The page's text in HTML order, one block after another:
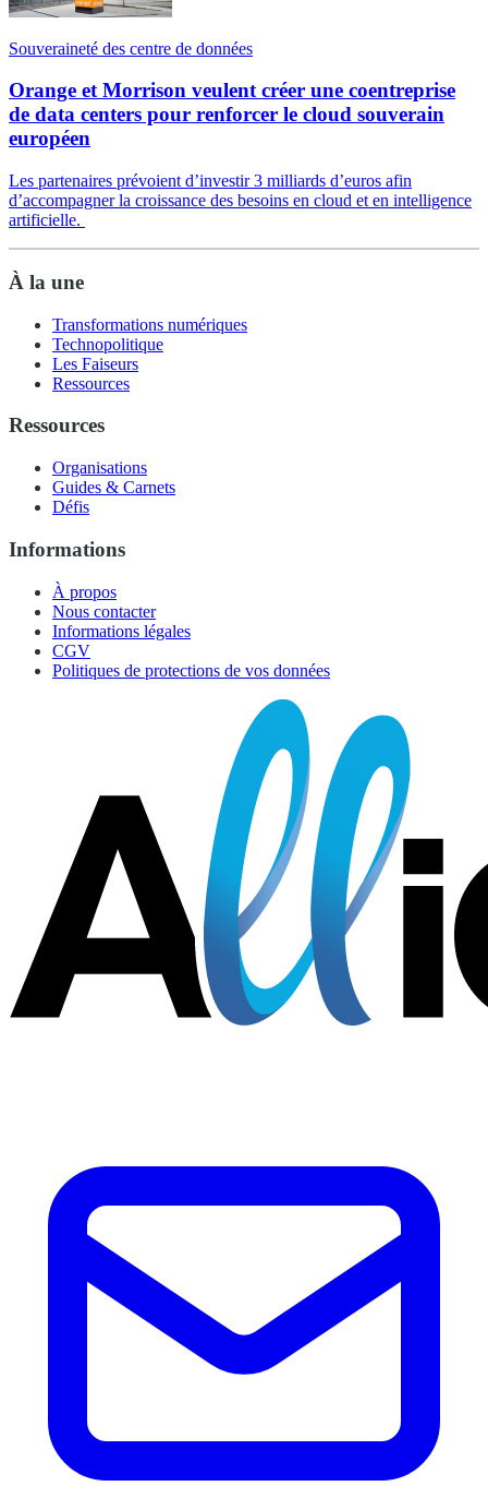
Souveraineté des centre de données
Orange et Morrison veulent créer une coentreprise
de data centers pour renforcer le cloud souverain
européen
Les partenaires prévoient d’investir 3 milliards d’euros afin
d’accompagner la croissance des besoins en cloud et en intelligence
artificielle.
À la une
Transformations numériques
Technopolitique
Les Faiseurs
Ressources
Ressources
Organisations
Guides & Carnets
Défis
Informations
À propos
Nous contacter
Informations légales
CGV
Politiques de protections de vos données